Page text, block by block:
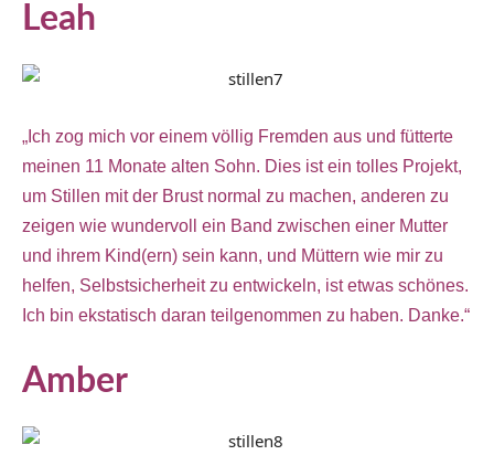
Leah
„Ich zog mich vor einem völlig Fremden aus und fütterte
meinen 11 Monate alten Sohn. Dies ist ein tolles Projekt,
um Stillen mit der Brust normal zu machen, anderen zu
zeigen wie wundervoll ein Band zwischen einer Mutter
und ihrem Kind(ern) sein kann, und Müttern wie mir zu
helfen, Selbstsicherheit zu entwickeln, ist etwas schönes.
Ich bin ekstatisch daran teilgenommen zu haben. Danke.“
Amber